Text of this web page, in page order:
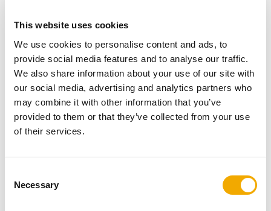
This website uses cookies
We use cookies to personalise content and ads, to
provide social media features and to analyse our traffic.
We also share information about your use of our site with
our social media, advertising and analytics partners who
may combine it with other information that you’ve
provided to them or that they’ve collected from your use
of their services.
Necessary
działa?
Rozliczenie ulgi termomodernizacyjnej polega na
odjęciu kwoty wydatków poniesionych na
termomodernizację domu od dochodu (podstawy
obliczenia podatku) lub przychodu (gdy rozliczamy się
termomodernizacyjną należy wykazać w formularzu
PIT/O, załączonym do zeznania rocznego PIT-37, PIT-
36, PIT 36L lub PIT-28 – w zależności od stosowanej